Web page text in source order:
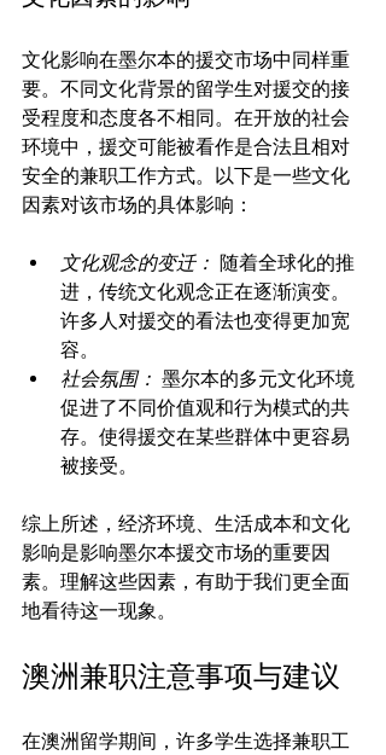
文化影响在墨尔本的援交市场中同样重
要。不同文化背景的留学生对援交的接
受程度和态度各不相同。在开放的社会
环境中，援交可能被看作是合法且相对
安全的兼职工作方式。以下是一些文化
文化观念的变迁： 随着全球化的推
进，传统文化观念正在逐渐演变。
许多人对援交的看法也变得更加宽
容。
社会氛围： 墨尔本的多元文化环境
促进了不同价值观和行为模式的共
存。使得援交在某些群体中更容易
被接受。
综上所述，经济环境、生活成本和文化
影响是影响墨尔本援交市场的重要因
素。理解这些因素，有助于我们更全面
澳洲兼职注意事项与建议
在澳洲留学期间，许多学生选择兼职工